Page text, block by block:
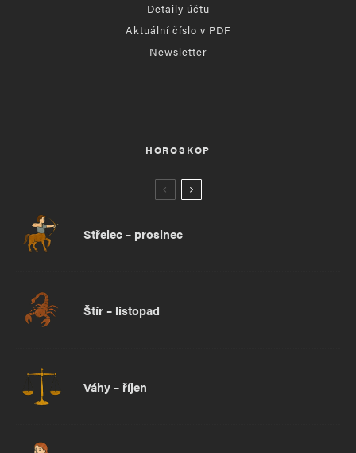
Detaily účtu
Aktuální číslo v PDF
Newsletter
HOROSKOP
Střelec – prosinec
Štír – listopad
Váhy – říjen